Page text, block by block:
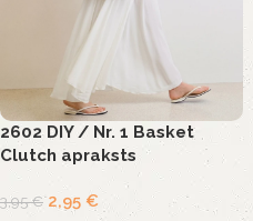
2602 DIY / Nr. 1 Basket
Clutch apraksts
3,95€ 2,95 €